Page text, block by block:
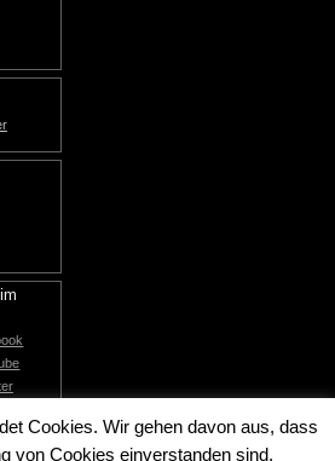
Cookies. Wir gehen davon aus, dass
von Cookies einverstanden sind.